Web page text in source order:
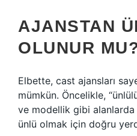
AJANSTAN
OLUNUR
Elbette, cast ajansları
mümkün. Öncelikle,
ve modellik gibi
ünlü olmak için doğru